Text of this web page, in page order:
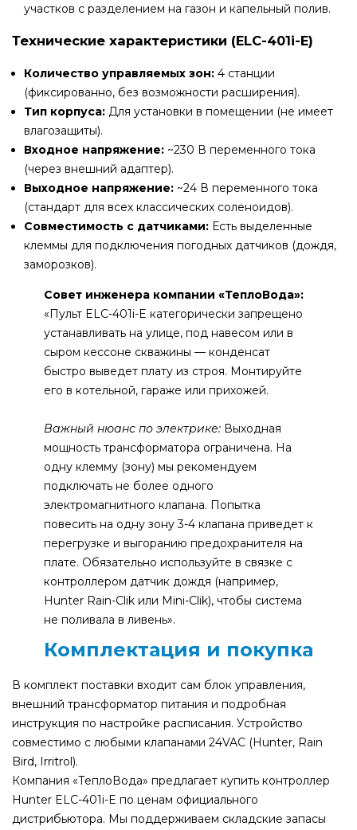
участков с разделением на газон и капельный полив.
Технические характеристики (ELC-401i-E)
Количество управляемых зон: 4 станции
(фиксированно, без возможности расширения).
Тип корпуса: Для установки в помещении (не имеет
влагозащиты).
Входное напряжение: ~230 В переменного тока
(через внешний адаптер).
Выходное напряжение: ~24 В переменного тока
(стандарт для всех классических соленоидов).
Совместимость с датчиками: Есть выделенные
клеммы для подключения погодных датчиков (дождя,
заморозков).
Совет инженера компании «ТеплоВода»:
«Пульт ELC-401i-E категорически запрещено
устанавливать на улице, под навесом или в
сыром кессоне скважины — конденсат
быстро выведет плату из строя. Монтируйте
его в котельной, гараже или прихожей.
Важный нюанс по электрике: Выходная
мощность трансформатора ограничена. На
одну клемму (зону) мы рекомендуем
подключать не более одного
электромагнитного клапана. Попытка
повесить на одну зону 3-4 клапана приведет к
перегрузке и выгоранию предохранителя на
плате. Обязательно используйте в связке с
контроллером датчик дождя (например,
Hunter Rain-Clik или Mini-Clik), чтобы система
не поливала в ливень».
Комплектация и покупка
В комплект поставки входит сам блок управления,
внешний трансформатор питания и подробная
инструкция по настройке расписания. Устройство
совместимо с любыми клапанами 24VAC (Hunter, Rain
Bird, Irritrol).
Компания «ТеплоВода» предлагает купить контроллер
Hunter ELC-401i-E по ценам официального
дистрибьютора. Мы поддерживаем складские запасы